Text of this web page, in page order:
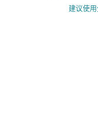
建议使